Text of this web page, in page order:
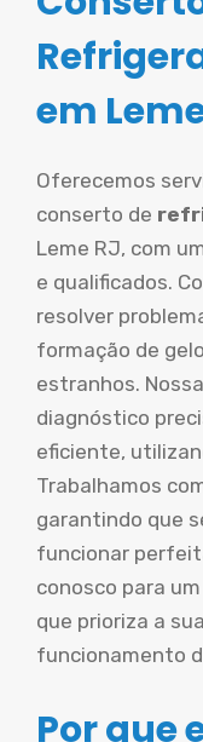
em
Oferecemos
conserto de
Leme RJ, com
e qualificados.
resolver
formação de
estranhos.
diagnóstico
eficiente,
Trabalhamos
garantindo que
funcionar
conosco para
que prioriza a
funcionamento
Por que